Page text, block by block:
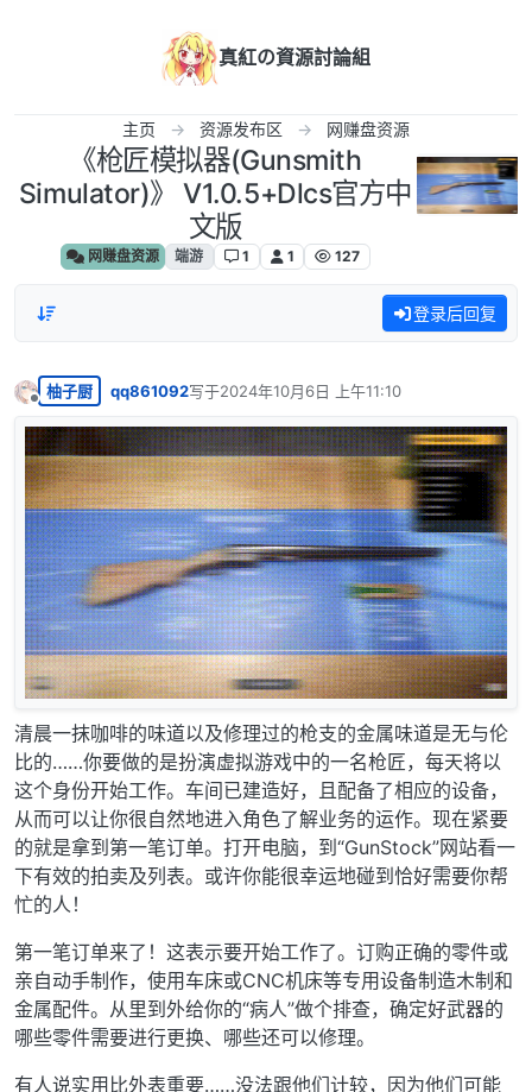
真紅の資源討論組
主页 资源发布区 网赚盘资源
《枪匠模拟器(Gunsmith
Simulator)》 V1.0.5+Dlcs官方中
文版
网赚盘资源 端游 1 1 127
登录后回复
离线
柚子厨 qq861092写于2024年10月6日 上午11:10
最后由 编辑
清晨一抹咖啡的味道以及修理过的枪支的金属味道是无与伦
比的……你要做的是扮演虚拟游戏中的一名枪匠，每天将以
这个身份开始工作。车间已建造好，且配备了相应的设备，
从而可以让你很自然地进入角色了解业务的运作。现在紧要
的就是拿到第一笔订单。打开电脑，到“GunStock”网站看一
下有效的拍卖及列表。或许你能很幸运地碰到恰好需要你帮
忙的人！
第一笔订单来了！这表示要开始工作了。订购正确的零件或
亲自动手制作，使用车床或CNC机床等专用设备制造木制和
金属配件。从里到外给你的“病人”做个排查，确定好武器的
哪些零件需要进行更换、哪些还可以修理。
有人说实用比外表重要……没法跟他们计较，因为他们可能